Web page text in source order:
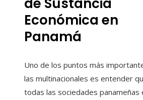
de Sustancia
Económica en
Panamá
Uno de los puntos más
las multinacionales es entender
todas las sociedades panameñas